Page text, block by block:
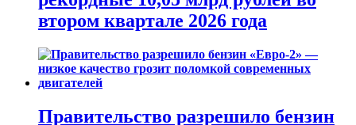
втором квартале 2026 года
Правительство разрешило бензин